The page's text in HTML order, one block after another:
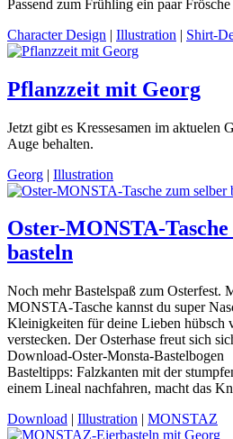
Passend zum Frühling ein paar
Character Design | Illustration | Shirt-
Pflanzzeit mit Georg
Jetzt gibt es Kressesamen im aktuelen
Auge behalten.
Georg | Illustration
Oster-MONSTA-
basteln
Noch mehr Bastelspaß zum Osterfest.
MONSTA-Tasche kannst du super
Kleinigkeiten für deine Lieben hübsch
verstecken. Der Osterhase freut sich
Download-Oster-Monsta-
Basteltipps: Falzkanten mit der
einem Lineal nachfahren, macht das
Download | Illustration | MONSTAZ